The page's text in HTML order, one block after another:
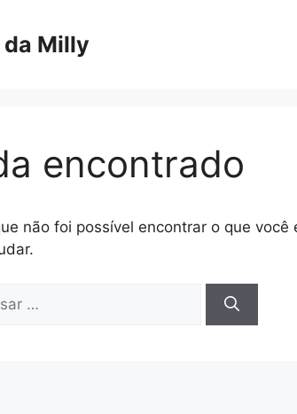
da Milly
encontrado
não foi possível encontrar o que